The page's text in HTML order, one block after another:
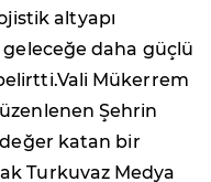
altyapı
geleceğe daha güçlü
Mükerrem
Şehrin
katan bir
Turkuvaz Medya